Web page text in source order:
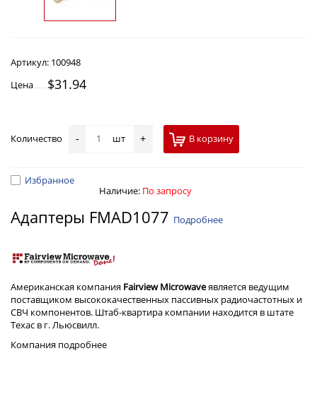
Артикул: 100948
Цена
$31.94
Количество - шт + В корзину
Избранное
Наличие: По запросу
Адаптеры FMAD1077 Подробнее
Американская компания Fairview Microwaveявляется ведущим
поставщиком высококачественных пассивных радиочастотных и
СВЧ компонентов. Штаб-квартира компании находится в штате
Техас в г. Льюсвилл.
Компания подробнее